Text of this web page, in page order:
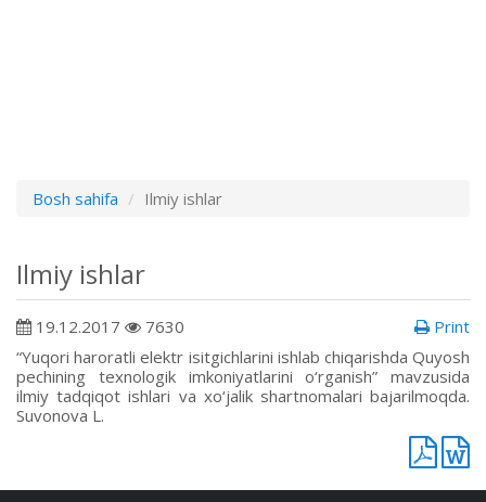
Bosh sahifa Ilmiy ishlar
Ilmiy ishlar
19.12.2017 7630
Print
“Yuqori haroratli elektr isitgichlarini ishlab chiqarishda Quyosh
pechining texnologik imkoniyatlarini o‘rganish” mavzusida
ilmiy tadqiqot ishlari va xo‘jalik shartnomalari bajarilmoqda.
Suvonova L.